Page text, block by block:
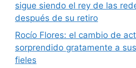
sigue siendo el rey de las
después de su retiro
Rocío Flores: el cambio de
sorprendido gratamente a
fieles